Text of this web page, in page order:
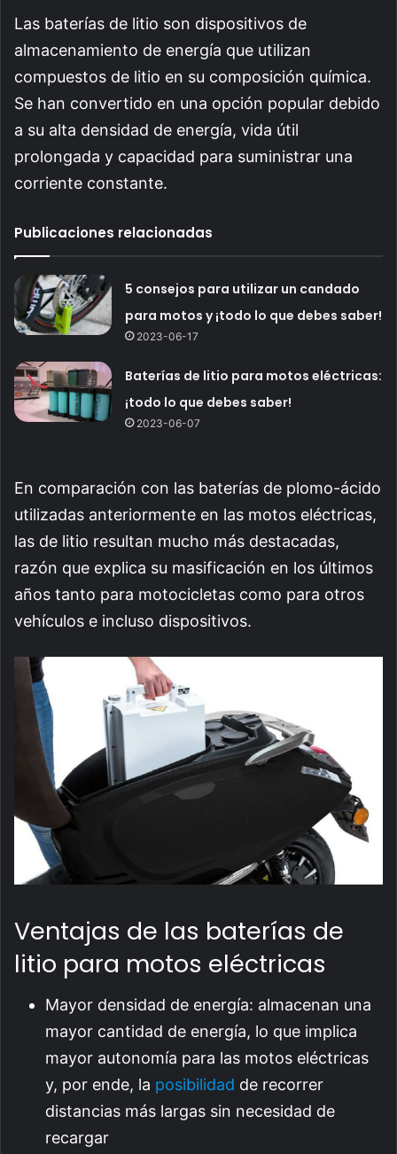
Las baterías de litio son dispositivos de
almacenamiento de energía que utilizan
compuestos de litio en su composición química.
Se han convertido en una opción popular debido
a su alta densidad de energía, vida útil
prolongada y capacidad para suministrar una
corriente constante.
Publicaciones relacionadas
5 consejos para utilizar un candado
para motos y ¡todo lo que debes saber!
2023-06-17
Baterías de litio para motos eléctricas:
¡todo lo que debes saber!
2023-06-07
En comparación con las baterías de plomo-ácido
utilizadas anteriormente en las motos eléctricas,
las de litio resultan mucho más destacadas,
razón que explica su masificación en los últimos
años tanto para motocicletas como para otros
vehículos e incluso dispositivos.
Ventajas de las baterías de
litio para motos eléctricas
Mayor densidad de energía: almacenan una
mayor cantidad de energía, lo que implica
mayor autonomía para las motos eléctricas
y, por ende, la posibilidad de recorrer
distancias más largas sin necesidad de
recargar